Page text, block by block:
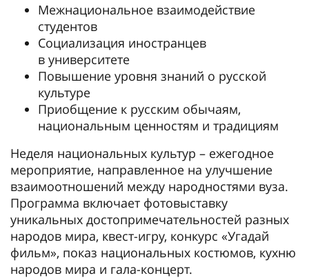
Межнациональное взаимодействие
студентов
Социализация иностранцев
в университете
Повышение уровня знаний о русской
культуре
Приобщение к русским обычаям,
национальным ценностям и традициям
Неделя национальных культур – ежегодное
мероприятие, направленное на улучшение
взаимоотношений между народностями вуза.
Программа включает фотовыставку
уникальных достопримечательностей разных
народов мира, квест-игру, конкурс «Угадай
фильм», показ национальных костюмов, кухню
народов мира и гала-концерт.